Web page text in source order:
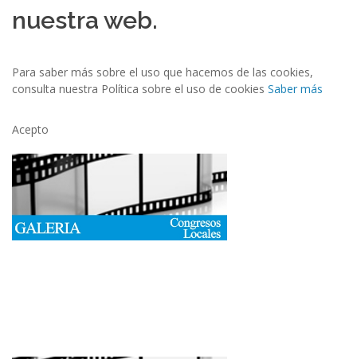
nuestra web.
Para saber más sobre el uso que hacemos de las cookies,
consulta nuestra Política sobre el uso de cookies Saber más
Acepto